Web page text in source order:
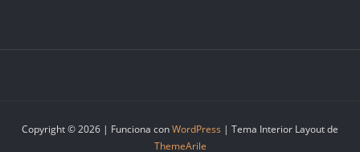
Copyright © 2026 | Funciona conWordPress | Tema Interior Layout de
ThemeArile